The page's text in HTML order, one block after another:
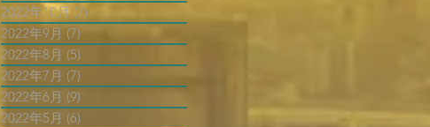
2022年10月 (7)
2022年9月 (7)
2022年8月 (5)
2022年7月 (7)
2022年6月 (9)
2022年5月 (6)